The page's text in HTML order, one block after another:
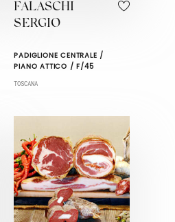
FALASCHI
SERGIO
PADIGLIONE CENTRALE /
PIANO ATTICO / F/45
TOSCANA